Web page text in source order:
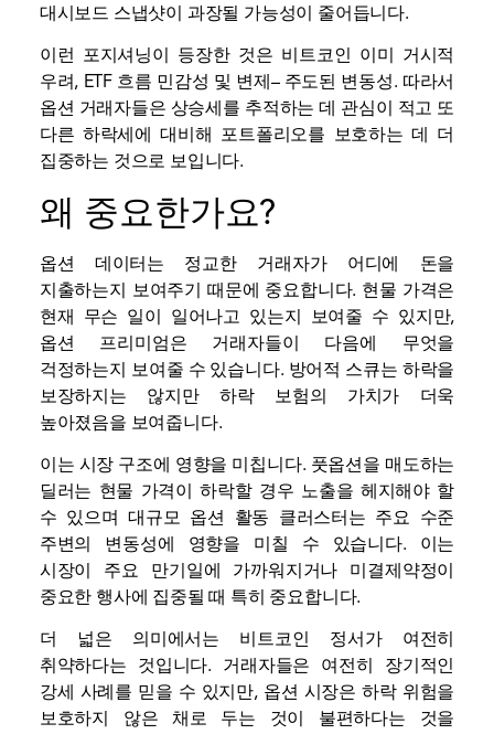
대시보드 스냅샷이 과장될 가능성이 줄어듭니다.
이런 포지셔닝이 등장한 것은 비트코인 이미 거시적
우려, ETF 흐름 민감성 및 변제 – 주도된 변동성. 따라서
옵션 거래자들은 상승세를 추적하는 데 관심이 적고 또
다른 하락세에 대비해 포트폴리오를 보호하는 데 더
집중하는 것으로 보입니다.
왜 중요한가요?
옵션 데이터는 정교한 거래자가 어디에 돈을
지출하는지 보여주기 때문에 중요합니다. 현물 가격은
현재 무슨 일이 일어나고 있는지 보여줄 수 있지만,
옵션 프리미엄은 거래자들이 다음에 무엇을
걱정하는지 보여줄 수 있습니다. 방어적 스큐는 하락을
보장하지는 않지만 하락 보험의 가치가 더욱
높아졌음을 보여줍니다.
이는 시장 구조에 영향을 미칩니다. 풋옵션을 매도하는
딜러는 현물 가격이 하락할 경우 노출을 헤지해야 할
수 있으며 대규모 옵션 활동 클러스터는 주요 수준
주변의 변동성에 영향을 미칠 수 있습니다. 이는
시장이 주요 만기일에 가까워지거나 미결제약정이
중요한 행사에 집중될 때 특히 중요합니다.
더 넓은 의미에서는 비트코인 ​​정서가 여전히
취약하다는 것입니다. 거래자들은 여전히 ​​장기적인
강세 사례를 믿을 수 있지만, 옵션 시장은 하락 위험을
보호하지 않은 채로 두는 것이 불편하다는 것을